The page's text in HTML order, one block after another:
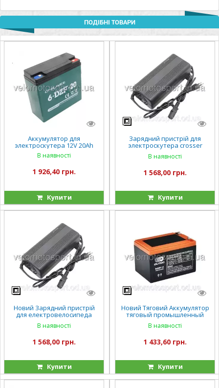
ПОДІБНІ ТОВАРИ
Аккумулятор для
электроскутера 12V 20Ah
В наявності
1 926,40 грн.
Купити
Зарядний пристрій для
электроскутера crosser
кроссер 60V 15А 12A
В наявності
1 568,00 грн.
Купити
Новий Зарядний пристрій
для електровелосипеда
електроскутера фада
кроссер 60V 15А 12A/год
В наявності
1 568,00 грн.
Купити
Новий Тяговий Аккумулятор
тяговый промышленный
OUTDO 12V 12Ah 6-DZF-13 (6-
DZM-13)
В наявності
1 433,60 грн.
Купити